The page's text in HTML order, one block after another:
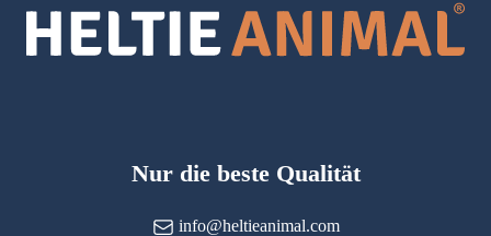
Nur die beste Qualität
info@heltieanimal.com